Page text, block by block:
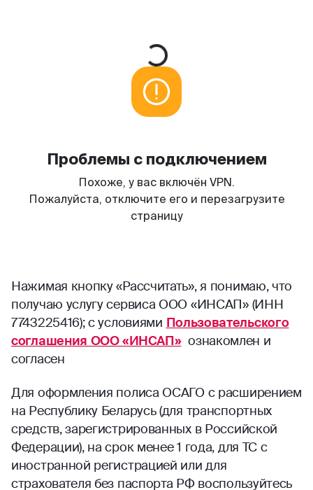
Нажимая кнопку «Рассчитать», я понимаю, что
получаю услугу сервиса ООО «ИНСАП» (ИНН
7743225416); с условиями Пользовательского
соглашения ООО «ИНСАП» ознакомлен и
согласен
Для оформления полиса ОСАГО с расширением
на Республику Беларусь (для транспортных
средств, зарегистрированных в Российской
Федерации), на срок менее 1 года, для ТС с
иностранной регистрацией или для
страхователя без паспорта РФ воспользуйтесь